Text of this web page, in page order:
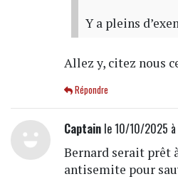
Y a pleins
Allez y, citez nous
Répondre
Captainle 10/10/2025 à
Bernard serait prêt
antisemite pour